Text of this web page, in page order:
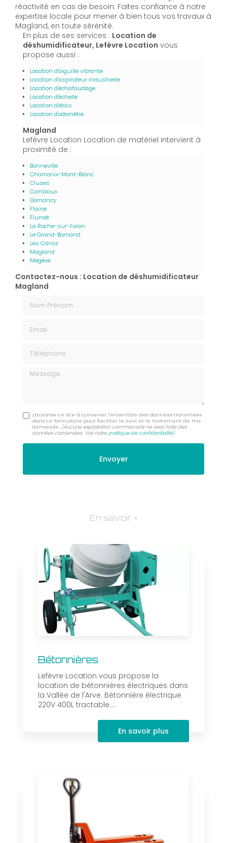
réactivité en cas de besoin. Faites confiance à notre
expertise locale pour mener à bien tous vos travaux à
Magland, en toute sérénité.
En plus de ses services : Location de
déshumidificateur, Lefèvre Location vous
propose aussi :
Location d'aiguille vibrante
Location d'aspirateur industrielle
Location d'échafaudage
Location d'échelle
Location d'étais
Location d'odomètre
Magland
Lefèvre Location Location de matériel intervient à
proximité de :
Bonneville
Chamonix-Mont-Blanc
Cluses
Combloux
Domancy
Flaine
Flumet
La Roche-sur-Foron
Le Grand-Bornand
Les Carroz
Magland
Megève
Contactez-nous : Location de déshumidificateur
Magland
Message
J'autorise ce site à conserver l'ensemble des données transmises
dans ce formulaire pour faciliter le suivi et le traitement de ma
demande. (Aucune exploitation commerciale ne sera faite des
données conservées. Voir notrepolitique de confidentialité)
En savoir +
Bétonnières
Lefèvre Location vous propose la
location de bétonnières électriques dans
la Vallée de l'Arve. Bétonnière électrique
220V 400L tractable....
En savoir plus